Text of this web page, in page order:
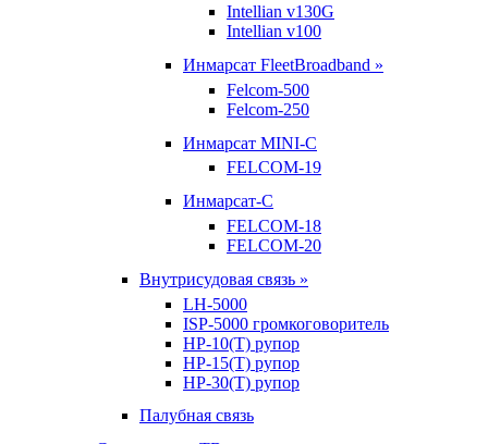
Intellian v130G
Intellian v100
Инмарсат FleetBroadband »
Felcom-500
Felcom-250
Инмарсат MINI-C
FELCOM-19
Инмарсат-С
FELCOM-18
FELCOM-20
Внутрисудовая связь »
LH-5000
ISP-5000 громкоговоритель
HP-10(T) рупор
HP-15(T) рупор
HP-30(T) рупор
Палубная связь